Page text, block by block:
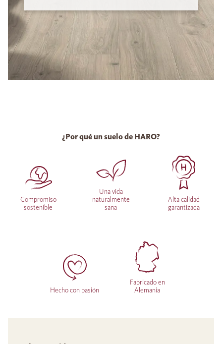
¿Por qué un suelo de HARO?
Compromiso
sostenible
Una vida
naturalmente
sana
Alta calidad
garantizada
Hecho con pasión
Fabricado en
Alemania